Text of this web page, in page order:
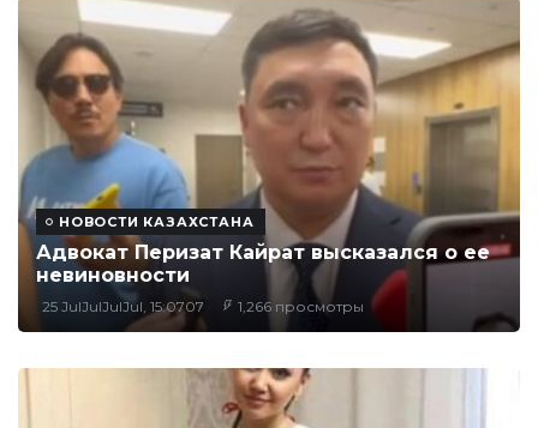
НОВОСТИ КАЗАХСТАНА
Адвокат Перизат Кайрат высказался о ее
невиновности
25 JulJulJulJul, 15:0707 1,266 просмотры